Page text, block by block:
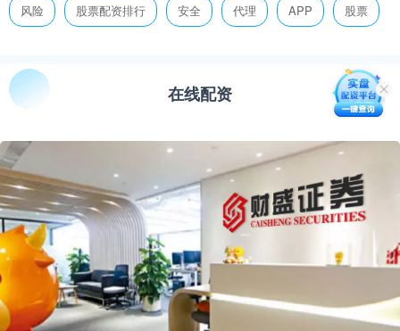
风险 股票配资排行 安全 代理 APP 股票
在线配资